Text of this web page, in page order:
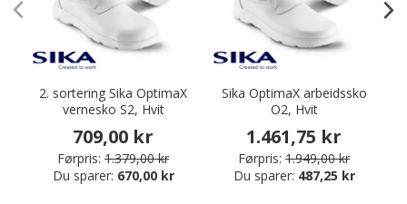
2. sortering Sika OptimaX
vernesko S2, Hvit
709,00 kr
Førpris: 1.379,00 kr
Du sparer: 670,00 kr
Sika OptimaX arbeidssko
O2, Hvit
1.461,75 kr
Førpris: 1.949,00 kr
Du sparer: 487,25 kr